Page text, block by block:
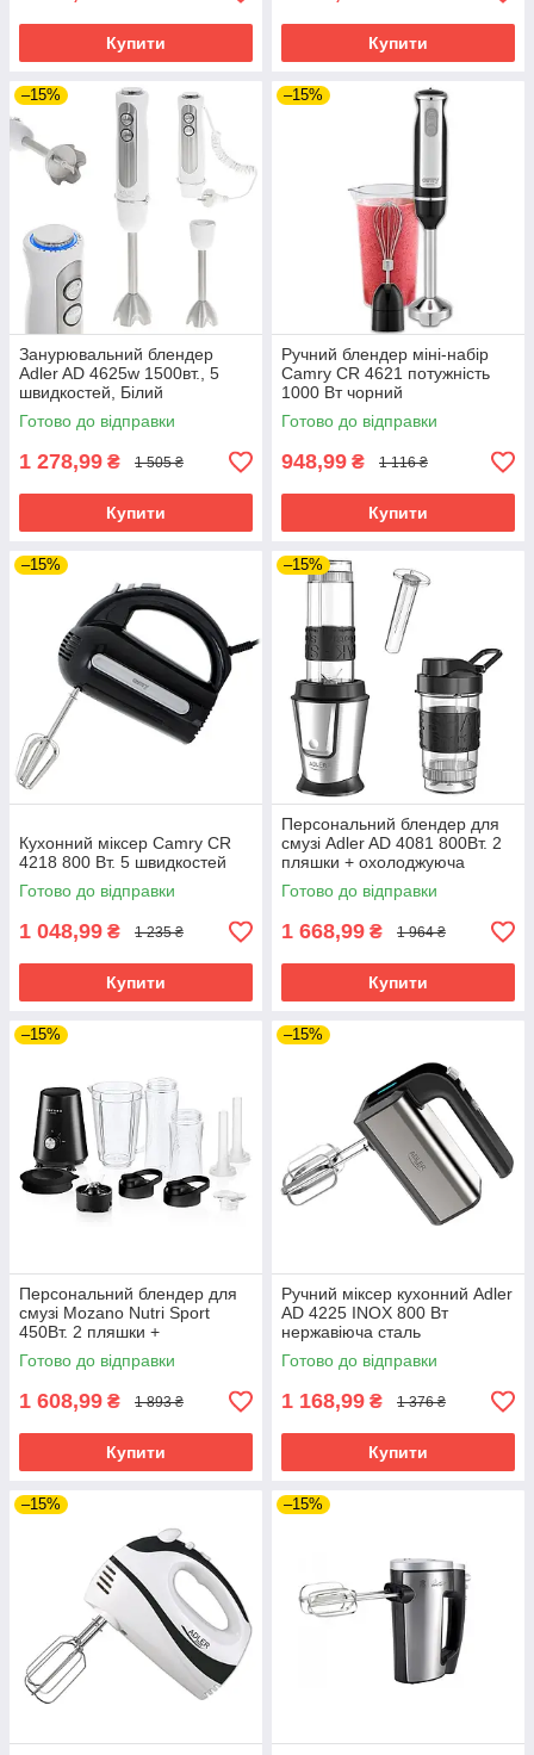
Купити Купити
–15%
Занурювальний блендер
Adler AD 4625w 1500вт., 5
швидкостей, Білий
Готово до відправки
1 278,99 ₴ 1 505 ₴
Купити
–15%
Ручний блендер міні-набір
Camry CR 4621 потужність
1000 Вт чорний
Готово до відправки
948,99 ₴ 1 116 ₴
Купити
–15%
Кухонний міксер Camry CR
4218 800 Вт. 5 швидкостей
Готово до відправки
1 048,99 ₴ 1 235 ₴
Купити
–15%
Персональний блендер для
смузі Adler AD 4081 800Вт. 2
пляшки + охолоджуюча
вставка
Готово до відправки
1 668,99 ₴ 1 964 ₴
Купити
–15%
Персональний блендер для
смузі Mozano Nutri Sport
450Вт. 2 пляшки +
охолоджуюча вставка
Готово до відправки
1 608,99 ₴ 1 893 ₴
Купити
–15%
Ручний міксер кухонний Adler
AD 4225 INOX 800 Вт
нержавіюча сталь
Готово до відправки
1 168,99 ₴ 1 376 ₴
Купити
–15% –15%